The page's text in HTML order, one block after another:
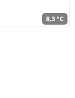
8,3 °C